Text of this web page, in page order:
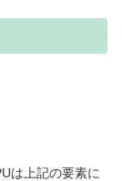
は上記の要素に